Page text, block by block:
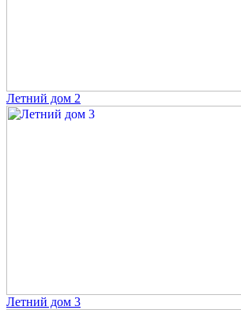
Летний дом 2
Летний дом 3